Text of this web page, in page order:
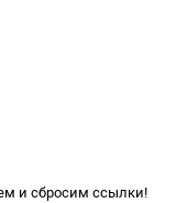
и сбросим ссылки!